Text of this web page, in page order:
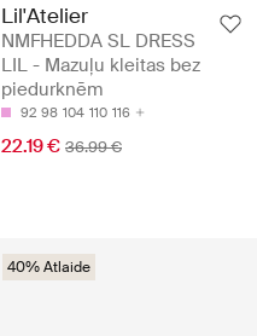
Lil'Atelier
NMFHEDDA SL DRESS
LIL - Mazuļu kleitas bez
piedurknēm
92 98 104 110 116
22.19 € 36.99 €
40% Atlaide